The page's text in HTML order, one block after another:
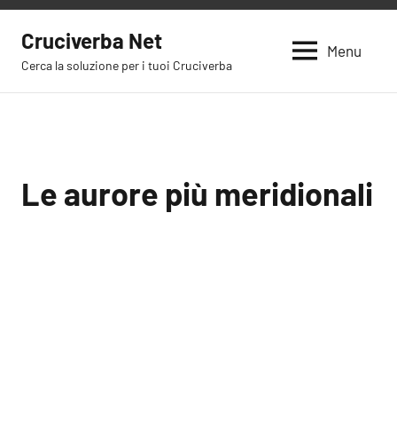
contenuto
Cruciverba Net
Cerca la soluzione per i tuoi Cruciverba
Menu
Le aurore più meridionali